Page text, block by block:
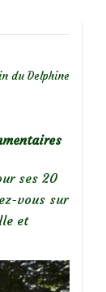
du Delphine
ses 20
vous sur
et